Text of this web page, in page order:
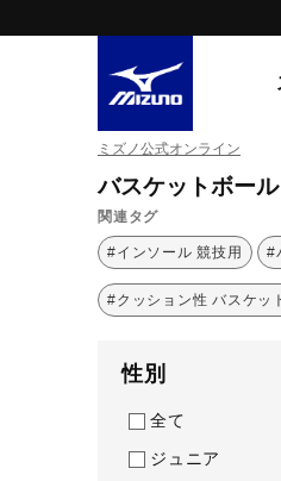
スニーカー
ライフスタイルウエア
ランニング
サッカー／フットサル
ゴルフ
ミズノ公式オンライン
バスケットボール
関連タグ
#インソール 競技用 #
#クッション性 バスケッ
性別
全て
ジュニア